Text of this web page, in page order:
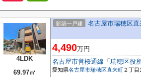
4LDK
69.97㎡
新築一戸建 名古屋市瑞穂区
4,490万円
名古屋市営桜通線 「 瑞穂区役
愛知県名古屋市瑞穂区直来町 ２丁目